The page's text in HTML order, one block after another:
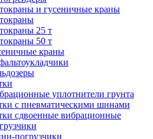
и гусеничные краны
25 т
50 т
краны
уплотнители грунта
с пневматическими шинами
сдвоенные вибрационные
погрузчики